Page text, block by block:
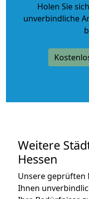
Holen Sie
unverbindliche
Weitere
Hessen
Unsere geprüften
Ihnen